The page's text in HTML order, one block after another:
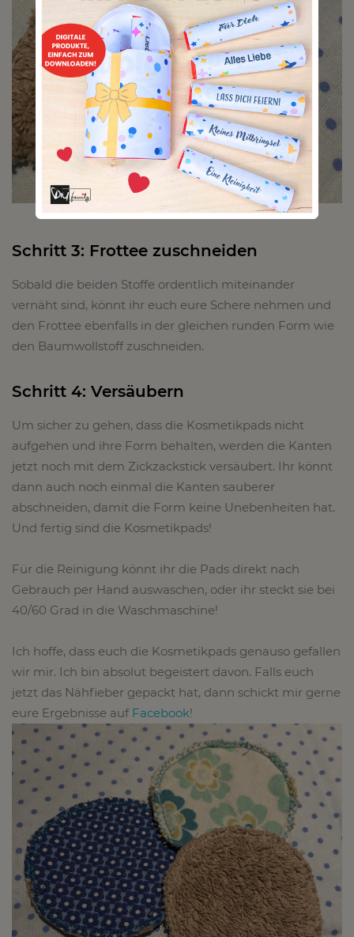
Schritt 3: Frottee zuschneiden
Sobald die beiden Stoffe ordentlich miteinander
vernäht sind, könnt ihr euch eure Schere nehmen und
den Frottee ebenfalls in der gleichen runden Form wie
den Baumwollstoff zuschneiden.
Schritt 4: Versäubern
Um sicher zu gehen, dass die Kosmetikpads nicht
aufgehen und ihre Form behalten, werden die Kanten
jetzt noch mit dem Zickzackstick versäubert. Ihr könnt
dann auch noch einmal die Kanten sauberer
abschneiden, damit die Form keine Unebenheiten hat.
Und fertig sind die Kosmetikpads!
Für die Reinigung könnt ihr die Pads direkt nach
Gebrauch per Hand auswaschen, oder ihr steckt sie bei
40/60 Grad in die Waschmaschine!
Ich hoffe, dass euch die Kosmetikpads genauso gefallen
wir mir. Ich bin absolut begeistert davon. Falls euch
jetzt das Nähfieber gepackt hat, dann schickt mir gerne
eure Ergebnisse auf Facebook!